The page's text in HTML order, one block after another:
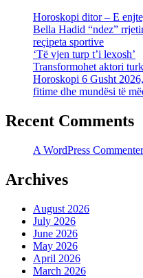
Horoskopi ditor – E
Bella Hadid “ndez”
reçipeta sportive
‘Të vjen turp t’i lexosh’
Transformohet aktori
Horoskopi 6 Gusht
fitime dhe mundësi të
Recent Comments
A WordPress Commenter
Archives
August 2026
July 2026
June 2026
May 2026
April 2026
March 2026